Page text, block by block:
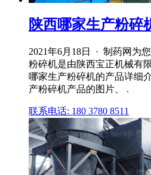
陕西哪家生产粉碎
2021年6月18日 · 制药网为
粉碎机是由陕西宝正机械有
哪家生产粉碎机的产品详细
产粉碎机产品的图片、 .
联系电话: 180 3780 8511